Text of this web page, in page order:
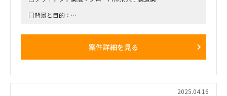
□背景と目的：
□プロジェクト概要：
■働き方/勤務場所：表参道 ※リモート可 ハイブリッド
案件詳細を見る
2025.04.16